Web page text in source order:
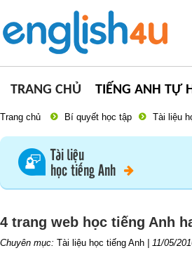
TRANG CHỦ TIẾNG ANH TỰ
Trang chủ Bí quyết học tập Tài liệu
Tài liệu
học tiếng Anh
4 trang web học tiếng Anh
Chuyên mục: Tài liệu học tiếng Anh 11/05/